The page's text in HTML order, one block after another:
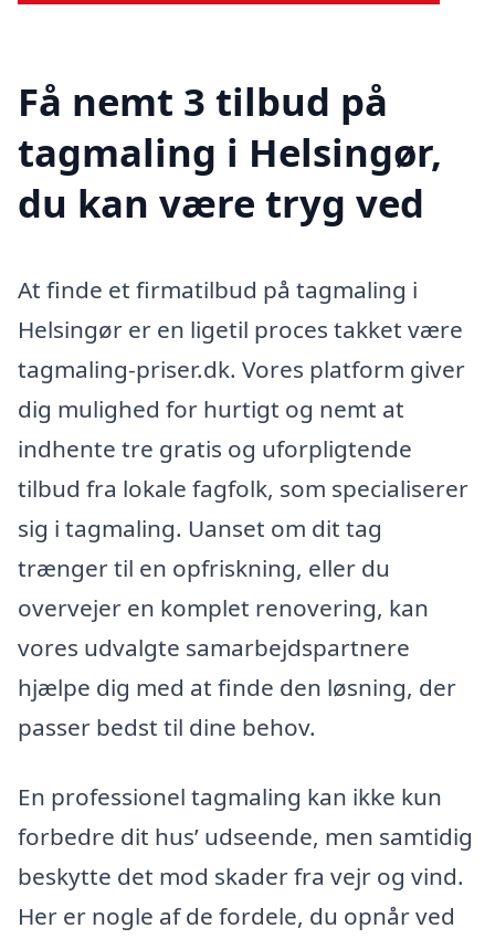
Få nemt 3 tilbud på
tagmaling i Helsingør,
du kan være tryg ved
At finde et firmatilbud på tagmaling i
Helsingør er en ligetil proces takket være
tagmaling-priser.dk. Vores platform giver
dig mulighed for hurtigt og nemt at
indhente tre gratis og uforpligtende
tilbud fra lokale fagfolk, som specialiserer
sig i tagmaling. Uanset om dit tag
trænger til en opfriskning, eller du
overvejer en komplet renovering, kan
vores udvalgte samarbejdspartnere
hjælpe dig med at finde den løsning, der
passer bedst til dine behov.
En professionel tagmaling kan ikke kun
forbedre dit hus’ udseende, men samtidig
beskytte det mod skader fra vejr og vind.
Her er nogle af de fordele, du opnår ved